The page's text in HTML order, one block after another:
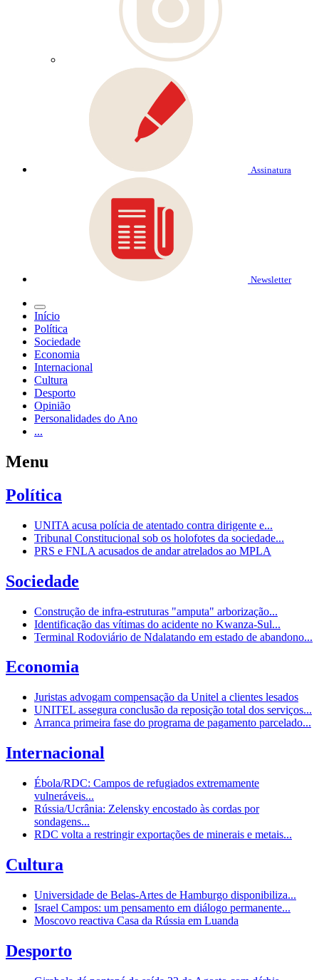
Assinatura
Newsletter
Início
Política
Sociedade
Economia
Internacional
Cultura
Desporto
Opinião
Personalidades do Ano
...
Menu
Política
UNITA acusa polícia de atentado contra dirigente e...
Tribunal Constitucional sob os holofotes da sociedade...
PRS e FNLA acusados de andar atrelados ao MPLA
Sociedade
Construção de infra-estruturas "amputa" arborização...
Identificação das vítimas do acidente no Kwanza-Sul...
Terminal Rodoviário de Ndalatando em estado de abandono...
Economia
Juristas advogam compensação da Unitel a clientes lesados
UNITEL assegura conclusão da reposição total dos serviços...
Arranca primeira fase do programa de pagamento parcelado...
Internacional
Ébola/RDC: Campos de refugiados extremamente
vulneráveis...
Rússia/Ucrânia: Zelensky encostado às cordas por
sondagens...
RDC volta a restringir exportações de minerais e metais...
Cultura
Universidade de Belas-Artes de Hamburgo disponibiliza...
Israel Campos: um pensamento em diálogo permanente...
Moscovo reactiva Casa da Rússia em Luanda
Desporto